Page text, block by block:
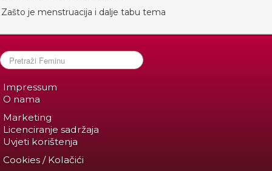
Zašto je menstruacija i dalje tabu tema
Impressum
O nama
Marketing
Licenciranje sadržaja
Uvjeti korištenja
Cookies / Kolačići